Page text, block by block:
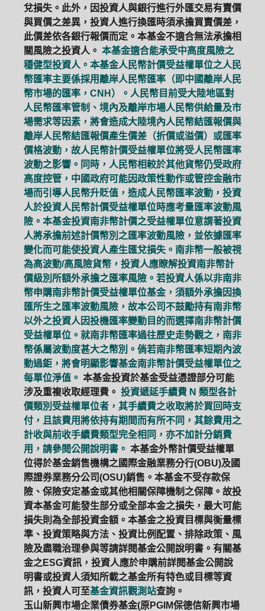
兌損失。此外，因投資人與銀行進行外匯交易有賣價
與買價之差異，投資人進行換匯時須承擔買賣價差，
此價差依各銀行報價而定。本基金不適合無法承擔相
關風險之投資人。 本基金適合能承受中高度風險之
穩健型投資人。本基金人民幣計價受益權單位之人民
幣匯率主要係採用離岸人民幣匯率（即中國離岸人民
幣市場的匯率，CNH）。人民幣目前受大陸地區對
人民幣匯率管制、境內及離岸市場人民幣供給量及市
場需求等因素，將會造成大陸境內人民幣結匯報價與
離岸人民幣結匯報價產生價差（折價或溢價）或匯率
價格波動，故人民幣計價受益權單位將受人民幣匯率
波動之影響。同時，人民幣相較於其他貨幣仍受政府
高度控管，中國政府可能因政策性動作或管控金融市
場而引導人民幣升貶值，造成人民幣匯率波動，投資
人於投資人民幣計價受益權單位時應考量匯率波動風
險。本基金投資南非幣計價之受益權單位意謂著投資
人將承擔前述計價幣別之匯率波動風險，並依據匯率
變化而可能使投資人產生匯兌損失。南非幣一般被視
為高波動/高風險貨幣，投資人應瞭解投資南非幣計
價級別所額外承擔之匯率風險。若投資人係以非南非
幣申購南非幣計價受益權單位基金，須額外承擔因換
匯所生之匯率波動風險，故本公司不鼓勵持有南非幣
以外之投資人因投機匯率變動目的而選擇南非幣計價
受益權單位。就南非幣匯率過往歷史走勢觀之，南非
幣係屬波動度甚大之幣別。倘若南非幣匯率短期內波
動過鉅，將會明顯影響基金南非幣計價受益權單位之
每單位淨值。 本基金投資於基金受益憑證部分可能
涉及重複收取經理費。 投資遞延手續費 N 類型各計
價類別受益權單位者，其手續費之收取將於買回時支
付，且該費用將依持有期間而有所不同，其餘費用之
計收與前收手續費類型完全相同，亦不加計分銷費
用，請參閱公開說明書。 本基金外幣計價受益權單
位得於基金銷售機構之國際金融業務分行(OBU)及國
際證券業務分公司(OSU)銷售。本基金不受存款保
險、保險安定基金或其他相關保障機制之保障。故投
資本基金可能發生部分或全部本金之損失，最大可能
損失則為全部投資金額。本基金之投資目標與衡量標
準、投資策略與方法、投資比例配置、排除政策、風
險及盡職治理參與等請詳閱基金公開說明書。有關基
金之ESG資訊，投資人應於申購前詳閱基金公開說
明書或投資人須知所載之基金所有特色或目標等資
訊，投資人可至基金資訊觀測站查詢。
玉山新興市場企業債券基金(原PGIM保德信新興市場